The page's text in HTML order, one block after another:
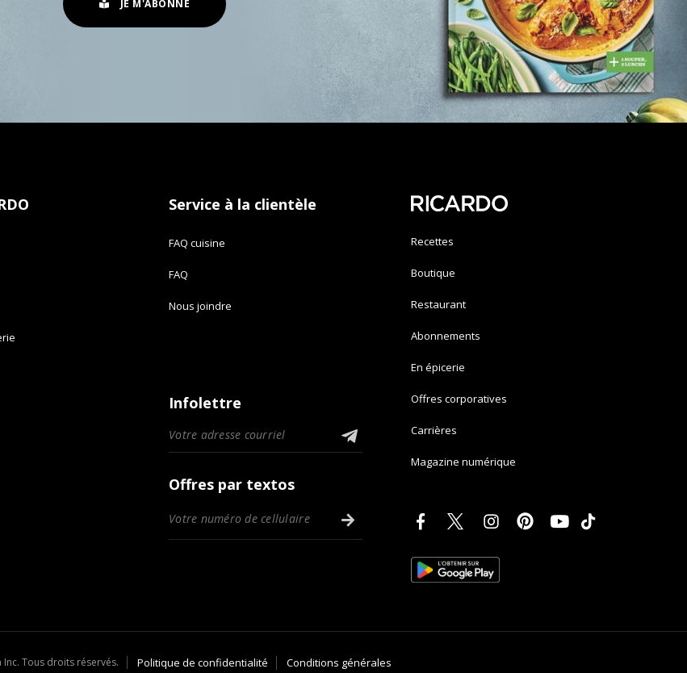
JE M'ABONNE
Service à la clientèle
FAQ cuisine
FAQ
Nous joindre
Infolettre
Offres par textos
Recettes
Boutique
Restaurant
Abonnements
En épicerie
Offres corporatives
Carrières
Magazine numérique
Tous droits réservés. Politique de confidentialité Conditions générales